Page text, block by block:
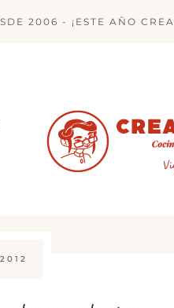
2006 - ¡ESTE AÑO